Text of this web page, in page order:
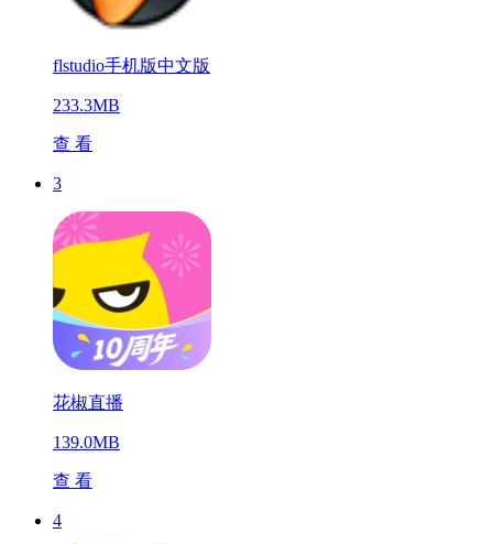
flstudio手机版中文版
233.3MB
查 看
3
花椒直播
139.0MB
查 看
4